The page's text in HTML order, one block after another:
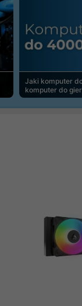
Jaki komputer
komputer do